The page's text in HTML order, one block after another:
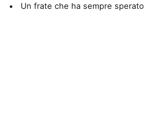
Un frate che ha sempre